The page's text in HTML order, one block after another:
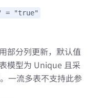
= "true"
部分列更新，默认值
模型为 Unique 且采
一流多表不支持此参